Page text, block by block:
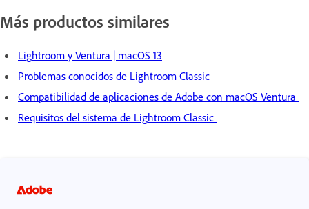
Más productos similares
Lightroom y Ventura | macOS 13
Problemas conocidos de Lightroom Classic
Compatibilidad de aplicaciones de Adobe con macOS Ventura
Requisitos del sistema de Lightroom Classic